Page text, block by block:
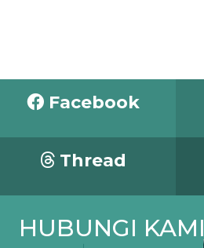
Facebook
Thread
HUBUNGI KAMI